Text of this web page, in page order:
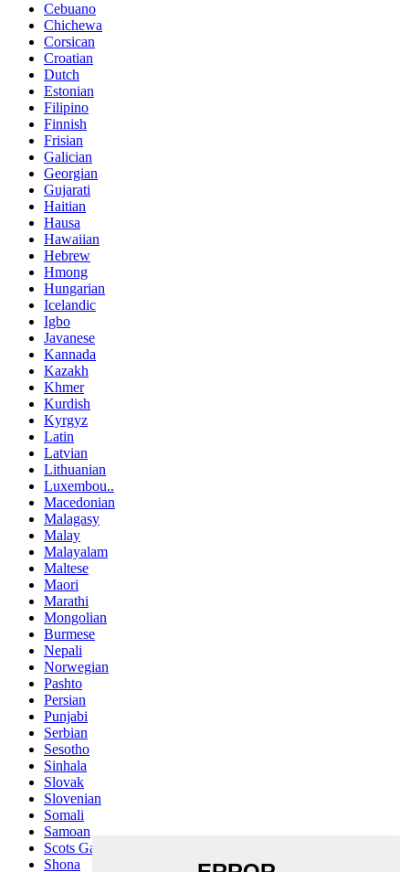
Cebuano
Chichewa
Corsican
Croatian
Dutch
Estonian
Filipino
Finnish
Frisian
Galician
Georgian
Gujarati
Haitian
Hausa
Hawaiian
Hebrew
Hmong
Hungarian
Icelandic
Igbo
Javanese
Kannada
Kazakh
Khmer
Kurdish
Kyrgyz
Latin
Latvian
Lithuanian
Luxembou..
Macedonian
Malagasy
Malay
Malayalam
Maltese
Maori
Marathi
Mongolian
Burmese
Nepali
Norwegian
Pashto
Persian
Punjabi
Serbian
Sesotho
Sinhala
Slovak
Slovenian
Somali
Samoan
Scots Gaelic
Shona